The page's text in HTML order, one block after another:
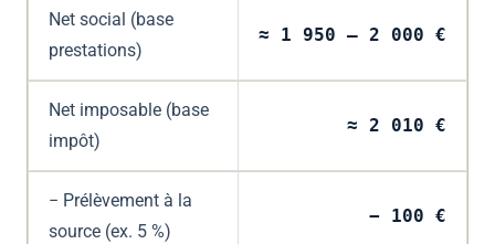
Net social (base
prestations)
≈ 1 950 – 2 000 €
Net imposable (base
impôt)
≈ 2 010 €
− Prélèvement à la
source (ex. 5 %)
− 100 €